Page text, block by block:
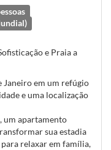
e Praia a
Janeiro em um refúgio
e uma localização
um apartamento
sua estadia
relaxar em família,